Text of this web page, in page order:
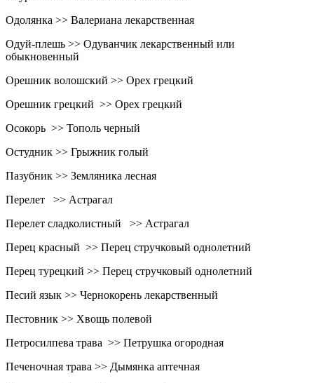
Одолянка >> Валериана лекарственная
Одуй-плешь >> Одуванчик лекарственный или
обыкновенный
Орешник волошский >> Орех грецкий
Орешник грецкий >> Орех грецкий
Осокорь >> Тополь черный
Остудник >> Грыжник голый
Пазубник >> Земляника лесная
Перелет >> Астрагал
Перелет сладколистный >> Астрагал
Перец красный >> Перец стручковый однолетний
Перец турецкий >> Перец стручковый однолетний
Песий язык >> Чернокорень лекарственный
Пестовник >> Хвощь полевой
Петросилпева трава >> Петрушка огородная
Печеночная трава >> Дымянка аптечная